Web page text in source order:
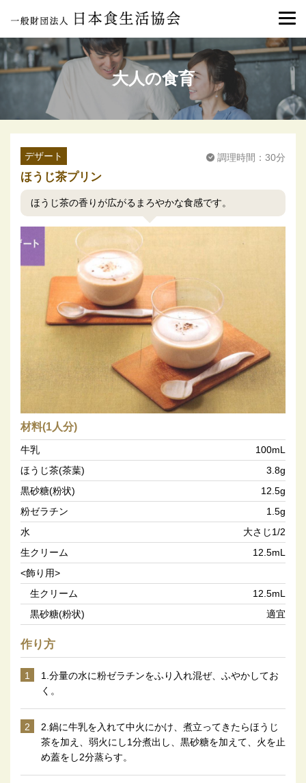
大人の食育
デザート 調理時間：30分
ほうじ茶プリン
ほうじ茶の香りが広がるまろやかな食感です。
材料(1人分)
牛乳
100mL
ほうじ茶(茶葉)
3.8g
黒砂糖(粉状)
12.5g
粉ゼラチン
1.5g
水
大さじ1/2
生クリーム
12.5mL
<飾り用>
生クリーム
12.5mL
黒砂糖(粉状)
適宜
作り方
1
1.分量の水に粉ゼラチンをふり入れ混ぜ、ふやかしてお
く。
2
2.鍋に牛乳を入れて中火にかけ、煮立ってきたらほうじ
茶を加え、弱火にし1分煮出し、黒砂糖を加えて、火を止
め蓋をし2分蒸らす。